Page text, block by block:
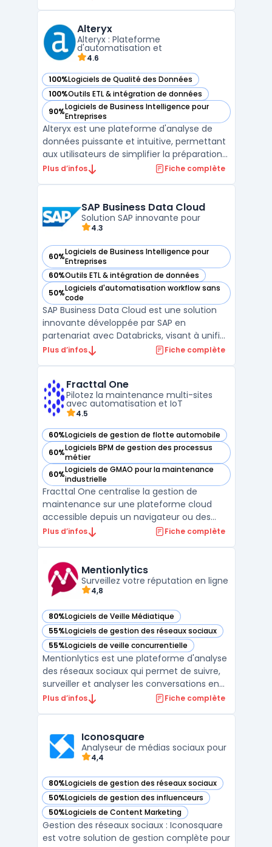
plateforme permet de connecter des
sources de données dispar ...
Alteryx
Alteryx : Plateforme
d'automatisation et
4.6
100%Logiciels de Qualité des Données
— voir Alteryx dans cette catégorie
100%Outils ETL & intégration de données
— voir Alteryx dans cette catégorie
90%Logiciels de Business Intelligence pour
Entreprises
— voir Alteryx dans cette catégorie
Alteryx est une plateforme d'analyse de
données puissante et intuitive, permettant
aux utilisateurs de simplifier la préparation
des données, d'automatiser les workflows
géospatiales. Cette solution, accessible
aussi bien au ...
Plus d’infos Fiche complète
SAP Business Data Cloud
Solution SAP innovante pour
4.3
60%Logiciels de Business Intelligence pour
Entreprises
— voir SAP Business Data Cloud dans cette catégorie
60%Outils ETL & intégration de données
— voir SAP Business Data Cloud dans cette catégorie
50%Logiciels d'automatisation workflow sans
code
— voir SAP Business Data Cloud dans cette catégorie
SAP Business Data Cloud est une solution
innovante développée par SAP en
partenariat avec Databricks, visant à unifier
les données SAP et tierces au sein des
avancées de Databricks, notamment en
matière d'ingénierie des ...
Plus d’infos Fiche complète
Fracttal One
Pilotez la maintenance multi-sites
avec automatisation et IoT
4.5
60%Logiciels de gestion de flotte automobile
— voir Fracttal One dans cette catégorie
60%Logiciels BPM de gestion des processus
métier
— voir Fracttal One dans cette catégorie
60%Logiciels de GMAO pour la maintenance
industrielle
— voir Fracttal One dans cette catégorie
Fracttal One centralise la gestion de
maintenance sur une plateforme cloud
accessible depuis un navigateur ou des
applications mobiles, adaptée aux
industriels ou immobiliers. La solution cible
les environnements multi-sites, ...
Plus d’infos Fiche complète
Mentionlytics
Surveillez votre réputation en ligne
4,8
80%Logiciels de Veille Médiatique
— voir Mentionlytics dans cette catégorie
55%Logiciels de gestion des réseaux sociaux
— voir Mentionlytics dans cette catégorie
55%Logiciels de veille concurrentielle
— voir Mentionlytics dans cette catégorie
Mentionlytics est une plateforme d'analyse
des réseaux sociaux qui permet de suivre,
surveiller et analyser les conversations en
ligne sur votre marque, votre industrie et
Plus d’infos Fiche complète
Iconosquare
Analyseur de médias sociaux pour
4,4
80%Logiciels de gestion des réseaux sociaux
— voir Iconosquare dans cette catégorie
50%Logiciels de gestion des influenceurs
— voir Iconosquare dans cette catégorie
50%Logiciels de Content Marketing
— voir Iconosquare dans cette catégorie
Gestion des réseaux sociaux : Iconosquare
est votre solution de gestion complète pour